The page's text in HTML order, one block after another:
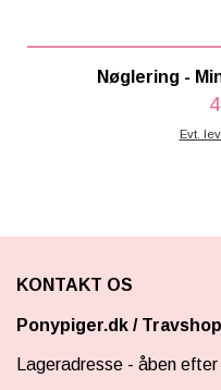
Nøglering -
Evt.
KONTAKT OS
Ponypiger.dk /
Lageradresse - åben